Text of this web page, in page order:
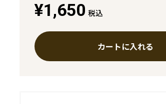
¥1,650 税込
カートに入れる